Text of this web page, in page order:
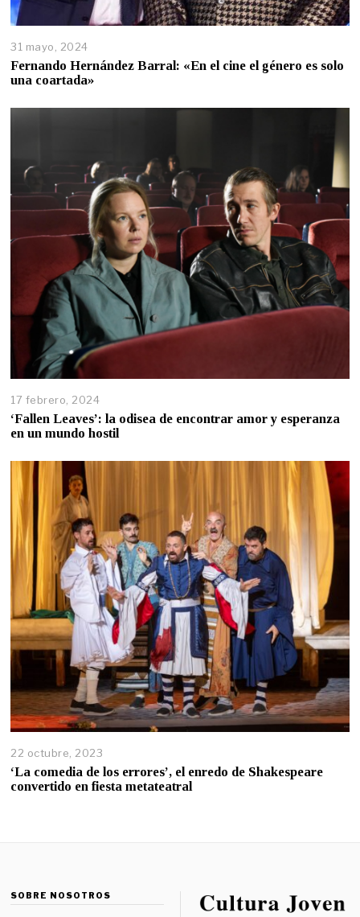
31 mayo, 2024
Fernando Hernández Barral: «En el cine el género es solo
una coartada»
17 febrero, 2024
‘Fallen Leaves’: la odisea de encontrar amor y esperanza
en un mundo hostil
22 octubre, 2023
‘La comedia de los errores’, el enredo de Shakespeare
convertido en fiesta metateatral
SOBRE NOSOTROS